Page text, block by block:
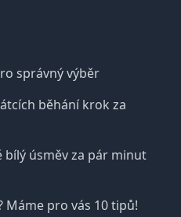
správný výběr
běhání krok za
bílý úsměv za pár minut
Máme pro vás 10 tipů!